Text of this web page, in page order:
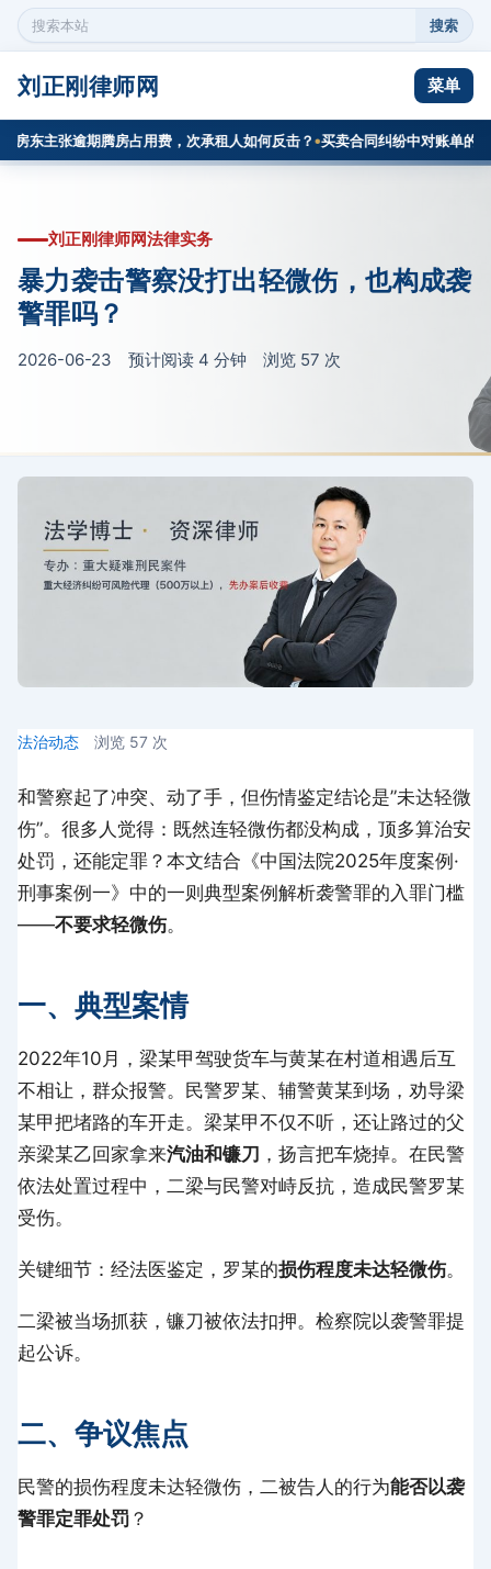
搜
索
本
站
内
容
搜索
刘正刚律师网 菜单
东主张逾期腾房占用费，次承租人如何反击？ 买卖合同纠纷中对账单的证明
刘正刚律师网法律实务
暴力袭击警察没打出轻微伤，也构成袭
警罪吗？
2026-06-23 预计阅读 4 分钟 浏览 57 次
法治动态 浏览 57 次
和警察起了冲突、动了手，但伤情鉴定结论是”未达轻微
伤”。很多人觉得：既然连轻微伤都没构成，顶多算治安
处罚，还能定罪？本文结合《中国法院2025年度案例·
刑事案例一》中的一则典型案例解析袭警罪的入罪门槛
——不要求轻微伤。
一、典型案情
2022年10月，梁某甲驾驶货车与黄某在村道相遇后互
不相让，群众报警。民警罗某、辅警黄某到场，劝导梁
某甲把堵路的车开走。梁某甲不仅不听，还让路过的父
亲梁某乙回家拿来汽油和镰刀 ，扬言把车烧掉。在民警
依法处置过程中，二梁与民警对峙反抗，造成民警罗某
受伤。
关键细节：经法医鉴定，罗某的损伤程度未达轻微伤。
二梁被当场抓获，镰刀被依法扣押。检察院以袭警罪提
起公诉。
二、争议焦点
民警的损伤程度未达轻微伤，二被告人的行为能否以袭
警罪定罪处罚 ？